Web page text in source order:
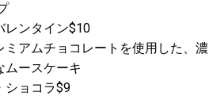
レンタイン$10
ミアムチョコレートを使用した、濃
ムースケーキ
ショコラ$9